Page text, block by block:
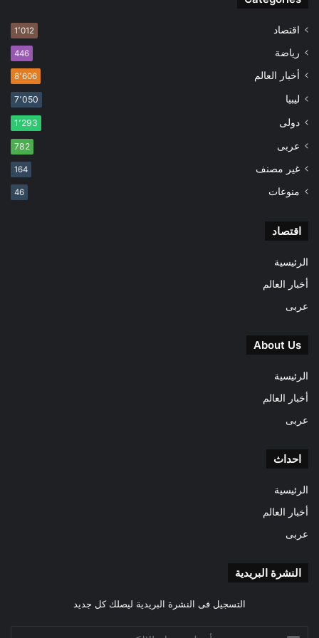
اقتصاد 1٬012
رياضة 446
أخبار العالم 8٬606
ليبيا 7٬050
دولى 1٬293
عربى 782
غير مصنف 164
منوعات 46
اقتصاد
الرئيسية
أخبار العالم
عربى
About Us
الرئيسية
أخبار العالم
عربى
احداث
الرئيسية
أخبار العالم
عربى
النشرة البريدية
التسجيل فى النشرة البريدية ليصلك كل جديد